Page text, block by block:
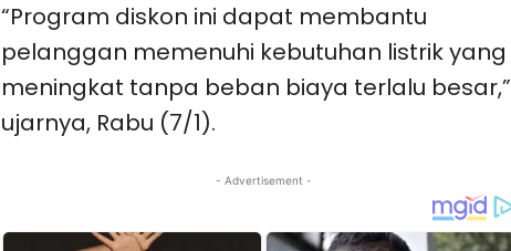
“Program diskon ini dapat membantu
pelanggan memenuhi kebutuhan listrik yang
meningkat tanpa beban biaya terlalu besar,”
ujarnya, Rabu (7/1).
- Advertisement -